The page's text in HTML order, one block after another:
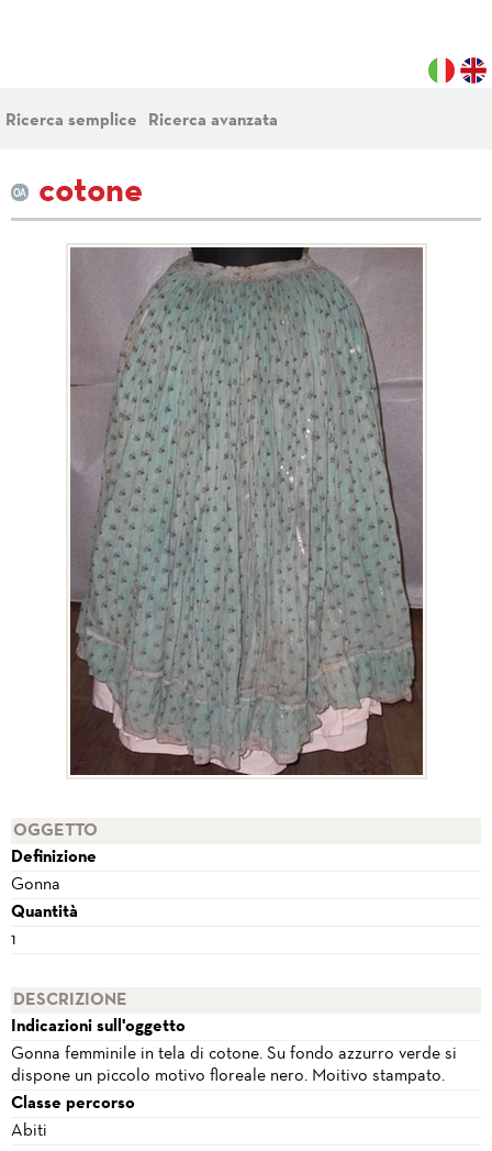
Ricerca semplice Ricerca avanzata
cotone
OGGETTO
Definizione
Gonna
Quantità
1
DESCRIZIONE
Indicazioni sull'oggetto
Gonna femminile in tela di cotone. Su fondo azzurro verde si
dispone un piccolo motivo floreale nero. Moitivo stampato.
Classe percorso
Abiti